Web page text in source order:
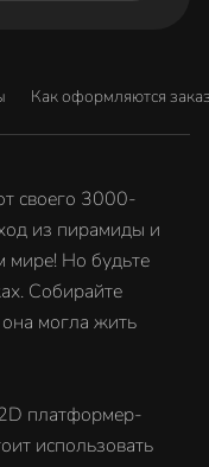
Как оформляются
своего 3000-
из пирамиды и
мире! Но будьте
Собирайте
могла жить
платформер-
использовать